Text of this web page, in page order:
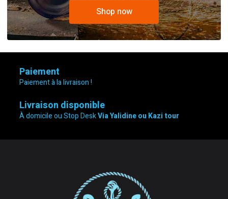
Shop now
Paiement
Paiement à la livraison !
Livraison disponible
À domicile ou Stop DeskVia Yalidine ou Kazi tour